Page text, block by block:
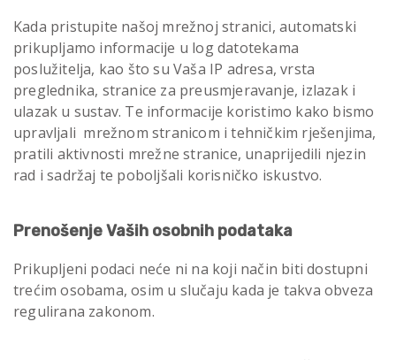
Kada pristupite našoj mrežnoj stranici, automatski
prikupljamo informacije u log datotekama
poslužitelja, kao što su Vaša IP adresa, vrsta
preglednika, stranice za preusmjeravanje, izlazak i
ulazak u sustav. Te informacije koristimo kako bismo
upravljali mrežnom stranicom i tehničkim rješenjima,
pratili aktivnosti mrežne stranice, unaprijedili njezin
rad i sadržaj te poboljšali korisničko iskustvo.
Prenošenje Vaših osobnih podataka
Prikupljeni podaci neće ni na koji način biti dostupni
trećim osobama, osim u slučaju kada je takva obveza
regulirana zakonom.